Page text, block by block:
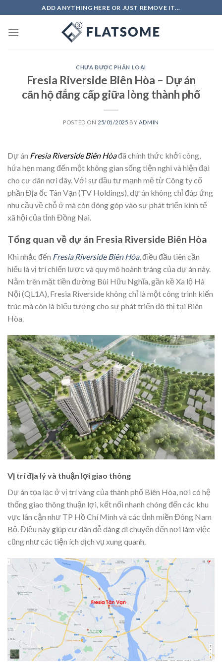
to
content
ADD ANYTHING HERE OR JUST REMOVE IT...
CHƯA ĐƯỢC PHÂN LOẠI
Fresia Riverside Biên Hòa – Dự án
căn hộ đẳng cấp giữa lòng thành phố
POSTED ON 25/01/2025 BY ADMIN
Dự án Fresia Riverside Biên Hòađã chính thức khởi công,
hứa hẹn mang đến một không gian sống tiện nghi và hiện đại
cho cư dân nơi đây. Với sự đầu tư mạnh mẽ từ Công ty cổ
phần Địa ốc Tân Vạn (TV Holdings), dự án không chỉ đáp ứng
nhu cầu về chỗ ở mà còn đóng góp vào sự phát triển kinh tế
xã hội của tỉnh Đồng Nai.
Tổng quan về dự án Fresia Riverside Biên Hòa
Khi nhắc đến Fresia Riverside Biên Hòa, điều đầu tiên cần
hiểu là vị trí chiến lược và quy mô hoành tráng của dự án này.
Nằm trên mặt tiền đường Bùi Hữu Nghĩa, gần kề Xa lộ Hà
Nội (QL1A), Fresia Riverside không chỉ là một công trình kiến
trúc mà còn là biểu tượng cho sự phát triển đô thị tại Biên
Hòa.
Vị trí địa lý và thuận lợi giao thông
Dự án tọa lạc ở vị trí vàng của thành phố Biên Hòa, nơi có hệ
thống giao thông thuận lợi, kết nối nhanh chóng đến các khu
vực lân cận như TP Hồ Chí Minh và các tỉnh miền Đông Nam
Bộ. Điều này giúp cư dân dễ dàng di chuyển đến nơi làm việc
cũng như các tiện ích dịch vụ xung quanh.